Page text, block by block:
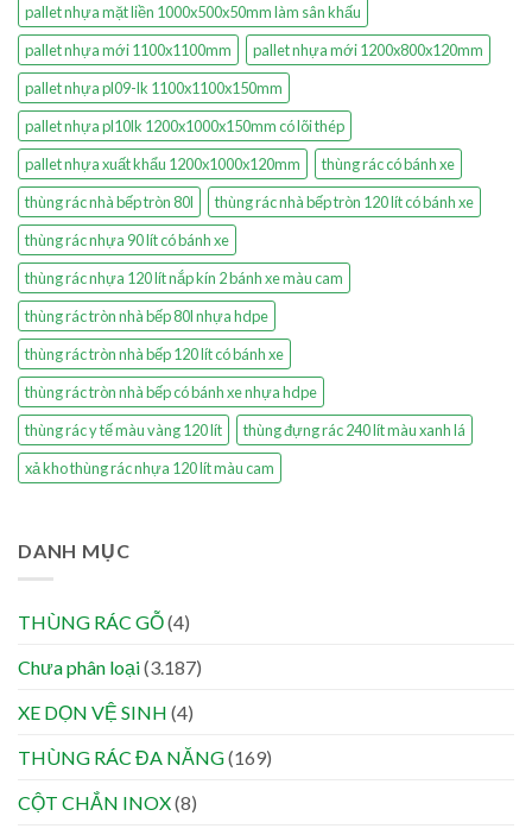
pallet nhựa mặt liền 1000x500x50mm làm sân khấu
pallet nhựa mới 1100x1100mm
pallet nhựa mới 1200x800x120mm
pallet nhựa pl09-lk 1100x1100x150mm
pallet nhựa pl10lk 1200x1000x150mm có lõi thép
pallet nhựa xuất khẩu 1200x1000x120mm
thùng rác có bánh xe
thùng rác nhà bếp tròn 80l
thùng rác nhà bếp tròn 120 lít có bánh xe
thùng rác nhựa 90 lít có bánh xe
thùng rác nhựa 120 lít nắp kín 2 bánh xe màu cam
thùng rác tròn nhà bếp 80l nhựa hdpe
thùng rác tròn nhà bếp 120 lít có bánh xe
thùng rác tròn nhà bếp có bánh xe nhựa hdpe
thùng rác y tế màu vàng 120 lít
thùng đựng rác 240 lít màu xanh lá
xả kho thùng rác nhựa 120 lít màu cam
DANH MỤC
THÙNG RÁC GỖ(4)
Chưa phân loại(3.187)
XE DỌN VỆ SINH (4)
THÙNG RÁC ĐA NĂNG(169)
CỘT CHẮN INOX(8)